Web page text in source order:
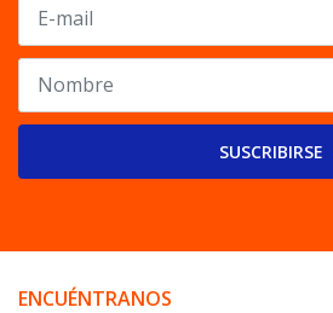
SUSCRIBIRSE
ENCUÉNTRANOS